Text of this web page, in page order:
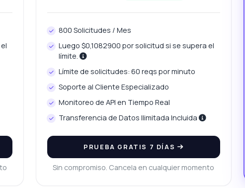
800 Solicitudes / Mes
Luego $0,1082900 por solicitud si se supera el
límite.
Límite de solicitudes: 60 reqs por minuto
Soporte al Cliente Especializado
Monitoreo de API en Tiempo Real
Transferencia de Datos Ilimitada Incluida
PRUEBA GRATIS 7 DÍAS
Sin compromiso. Cancela en cualquier momento
¿Cuánto cuesta?
Respondido por Zyla AI · Prefiero preguntar a Soporte